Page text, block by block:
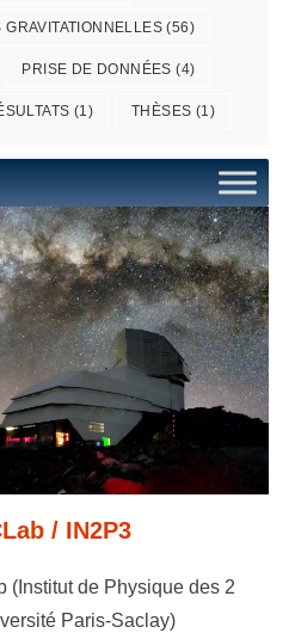
GRAVITATIONNELLES (56)
PRISE DE DONNÉES (4)
(1) THÈSES (1)
/ IN2P3
(Institut de Physique des 2
Paris-Saclay)